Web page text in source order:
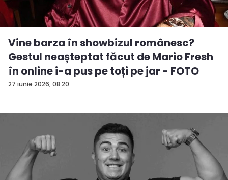
27 iunie 2026, 08:20
Vine barza în showbizul românesc?
Gestul neașteptat făcut de Mario Fresh
în online i-a pus pe toți pe jar - FOTO